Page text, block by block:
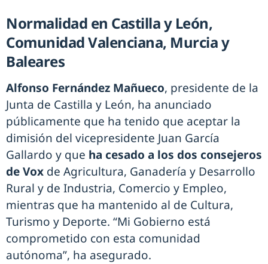
Normalidad en Castilla y León,
Comunidad Valenciana, Murcia y
Baleares
Alfonso Fernández Mañueco, presidente de la
Junta de Castilla y León, ha anunciado
públicamente que ha tenido que aceptar la
dimisión del vicepresidente Juan García
Gallardo y que ha cesado a los dos consejeros
de Vox de Agricultura, Ganadería y Desarrollo
Rural y de Industria, Comercio y Empleo,
mientras que ha mantenido al de Cultura,
Turismo y Deporte. “Mi Gobierno está
comprometido con esta comunidad
autónoma”, ha asegurado.